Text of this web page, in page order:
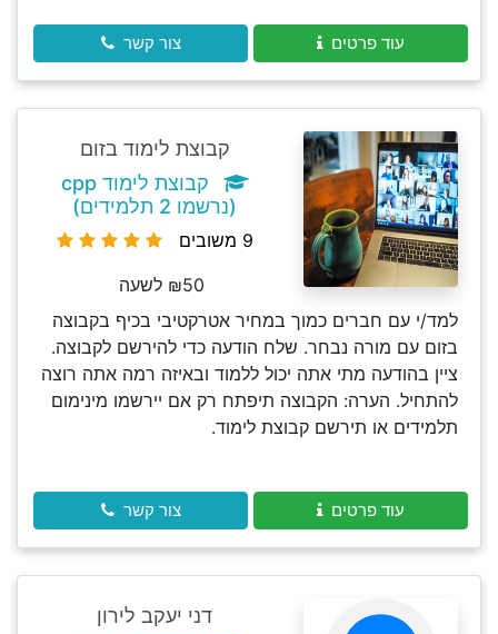
עוד פרטים צור קשר
קבוצת לימוד בזום
קבוצת לימוד cpp
(נרשמו 2 תלמידים)
9 משובים
₪50 לשעה
למד/י עם חברים כמוך במחיר אטרקטיבי בכיף בקבוצה
בזום עם מורה נבחר. שלח הודעה כדי להירשם לקבוצה.
ציין בהודעה מתי אתה יכול ללמוד ובאיזה רמה אתה רוצה
להתחיל. הערה: הקבוצה תיפתח רק אם יירשמו מינימום
תלמידים או תירשם קבוצת לימוד.
עוד פרטים צור קשר
דני יעקב לירון